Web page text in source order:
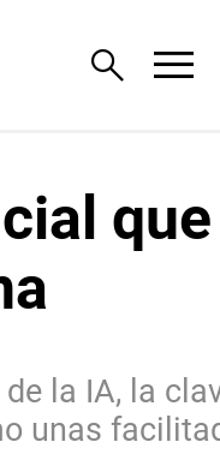
search menu
la IA, la
unas